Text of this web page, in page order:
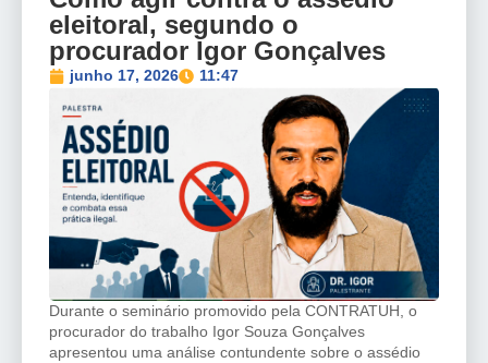
eleitoral, segundo o
procurador Igor Gonçalves
junho 17, 2026 11:47
Durante o seminário promovido pela CONTRATUH, o
procurador do trabalho Igor Souza Gonçalves
apresentou uma análise contundente sobre o assédio